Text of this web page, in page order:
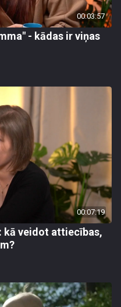
00:03:57
- kādas ir viņas
00:07:19
kā veidot attiecības,